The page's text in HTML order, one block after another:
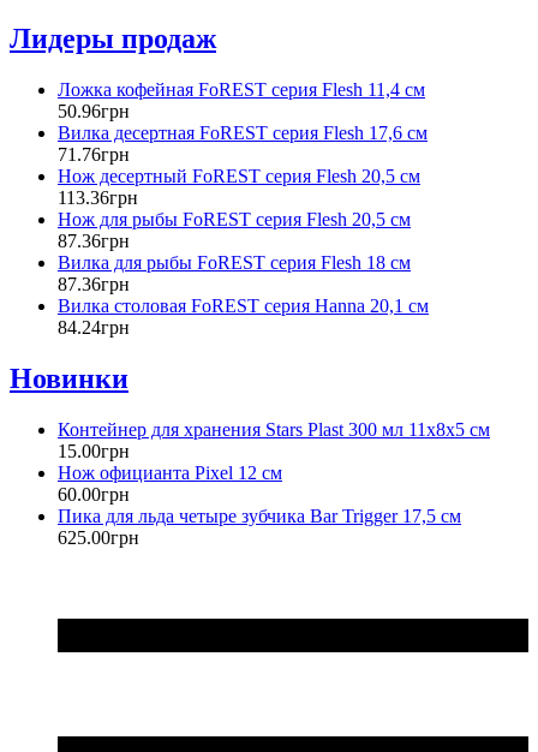
Лидеры продаж
Ложка кофейная FoREST серия Flesh 11,4 см
50.96грн
Вилка десертная FoREST серия Flesh 17,6 см
71 .76грн
Нож десертный FoREST серия Flesh 20,5 см
113.36грн
Нож для рыбы FoREST серия Flesh 20,5 см
87.36грн
Вилка для рыбы FoREST серия Flesh 18 см
87.36грн
Вилка столовая FoREST серия Hanna 20,1 см
84.24грн
Новинки
Контейнер для хранения Stars Plast 300 мл 11х8х5 см
15.00грн
Нож официанта Pixel 12 см
60.00грн
Пика для льда четыре зубчика Bar Trigger 17,5 см
625.00грн